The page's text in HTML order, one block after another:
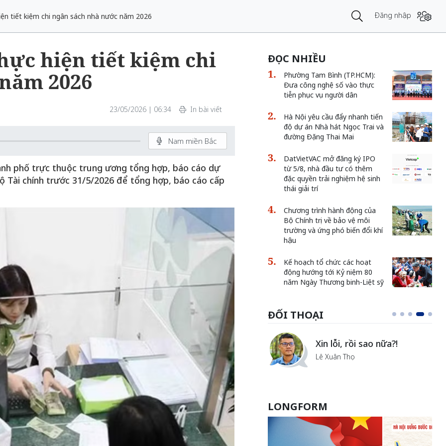
tiết kiệm chi ngân sách nhà nước năm 2026​ Đăng nhập
hiện tiết kiệm chi
2026​
23/05/2026 | 06:34 In bài viết
Nam miền Bắc
phố trực thuộc trung ương tổng hợp, báo cáo dự
chính trước 31/5/2026 để tổng hợp, báo cáo cấp
ĐỌC NHIỀU
Phường Tam Bình (TP.HCM):
Đưa công nghệ số vào thực
tiễn phục vụ người dân
Hà Nội yêu cầu đẩy nhanh tiến
độ dự án Nhà hát Ngọc Trai và
đường Đặng Thai Mai
DatVietVAC mở đăng ký IPO
từ 5/8, nhà đầu tư có thêm
đặc quyền trải nghiệm hệ sinh
thái giải trí
Chương trình hành động của
Bộ Chính trị về bảo vệ môi
trường và ứng phó biến đổi khí
hậu
Kế hoạch tổ chức các hoạt
động hướng tới Kỷ niệm 80
năm Ngày Thương binh-Liệt sỹ
ĐỐI THOẠI
nhà
Bắc Biên - Giữ một ngôi
làng ven sông Hồng của Hà
Nội
TS. Trần Kim Hào
Xin lỗi, rồi sao nữa?!
Lê Xuân Thọ
LONGFORM